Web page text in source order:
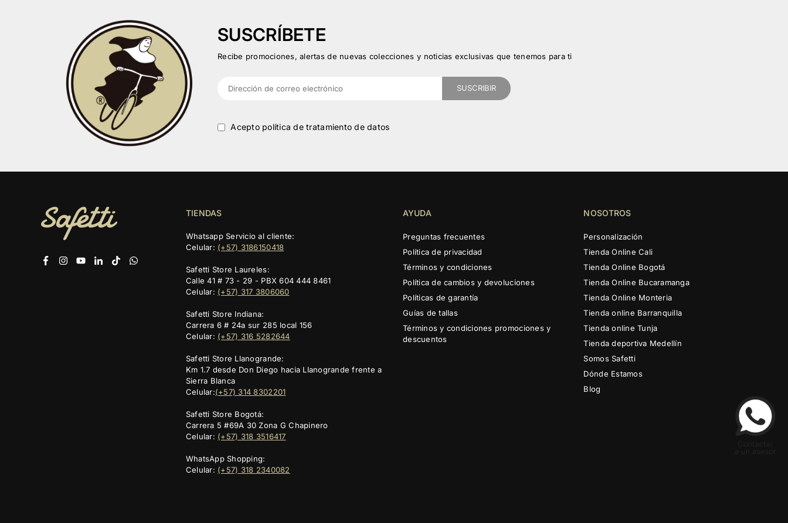
SUSCRÍBETE
Recibe promociones, alertas de nuevas colecciones y noticias exclusivas que tenemos para ti
SUSCRIBIR
Acepto política de tratamiento de datos
FacebookInstagram
YouTubeLinkedin
TikTok
TIENDAS
Whatsapp Servicio al cliente:
Celular: (+57) 3186150418
Safetti Store Laureles:
Calle 41 # 73 - 29 - PBX 604 444 8461
Celular: (+57) 317 3806060
Safetti Store Indiana:
Carrera 6 # 24a sur 285 local 156
Celular: (+57) 316 5282644
Safetti Store Llanogrande:
Km 1.7 desde Don Diego hacia Llanogrande frente a
Sierra Blanca
Celular:(+57) 314 8302201
Safetti Store Bogotá:
Carrera 5 #69A 30 Zona G Chapinero
Celular: (+57) 318 3516417
WhatsApp Shopping:
Celular: (+57) 318 2340082
AYUDA
Preguntas frecuentes
Política de privacidad
Términos y condiciones
Política de cambios y devoluciones
Políticas de garantía
Guías de tallas
Términos y condiciones promociones y
descuentos
NOSOTROS
Personalización
Tienda Online Cali
Tienda Online Bogotá
Tienda Online Bucaramanga
Tienda Online Monteria
Tienda online Barranquilla
Tienda online Tunja
Tienda deportiva Medellín
Somos Safetti
Dónde Estamos
Blog